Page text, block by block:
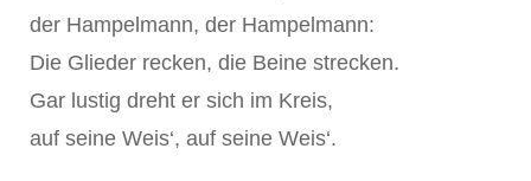
der Hampelmann, der Hampelmann:
Die Glieder recken, die Beine strecken.
Gar lustig dreht er sich im Kreis,
auf seine Weis‘, auf seine Weis‘.